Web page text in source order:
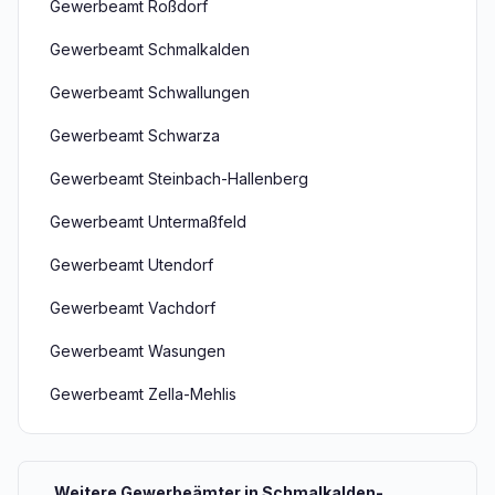
Gewerbeamt Roßdorf
Gewerbeamt Schmalkalden
Gewerbeamt Schwallungen
Gewerbeamt Schwarza
Gewerbeamt Steinbach-Hallenberg
Gewerbeamt Untermaßfeld
Gewerbeamt Utendorf
Gewerbeamt Vachdorf
Gewerbeamt Wasungen
Gewerbeamt Zella-Mehlis